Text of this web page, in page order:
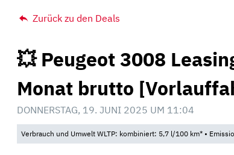
Zurück zu den Deals
💥 Peugeot 3008
Monat brutto
DONNERSTAG, 19. JUNI 2025 UM 11:04
Verbrauch und Umwelt WLTP: kombiniert: 5,7 l/100 km* •